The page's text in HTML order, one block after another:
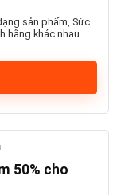
sản phẩm, Sức
hãng khác nhau.
50% cho